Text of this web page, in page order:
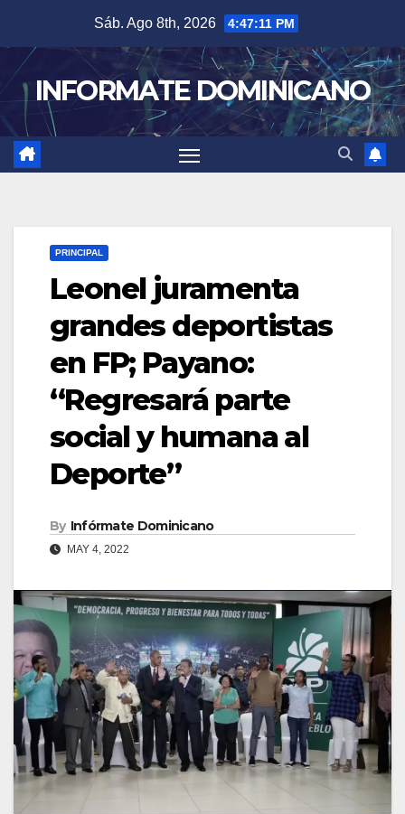
content
Sáb. Ago 8th, 2026 4:47:12 PM
INFORMATE DOMINICANO
PRINCIPAL
Leonel juramenta
grandes deportistas
en FP; Payano:
“Regresará parte
social y humana al
Deporte”
By Infórmate Dominicano
MAY 4, 2022